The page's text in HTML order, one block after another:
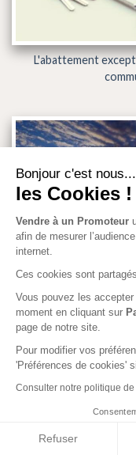
Bonjour c'est nous...
les Cookies !
Vendre à un Promoteur
afin de mesurer
internet.
Ces cookies sont
Vous pouvez les
moment en cliquant sur
page de notre site.
Pour modifier vos
'Préférences de cookies'
Consulter notre politique
Refuser
L'abattement
La Covid-19 porte un